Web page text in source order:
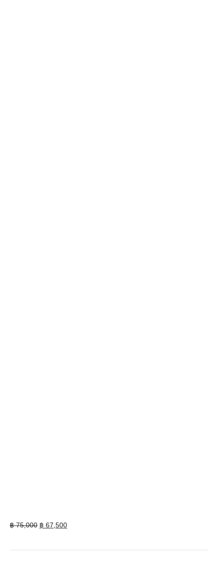
฿75,000 Original
฿ 67,500Current